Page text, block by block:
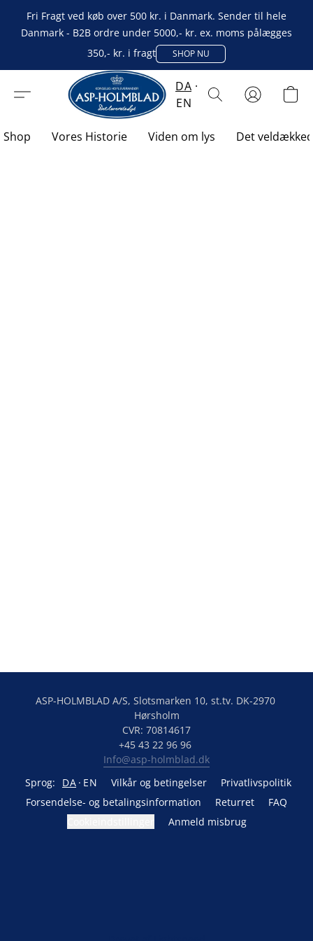
Fri Fragt ved køb over 500 kr. i Danmark. Sender til hele
Danmark - B2B ordre under 5000,- kr. ex. moms pålægges
350,- kr. i fragt
SHOP NU
DA
EN
Shop Vores Historie Viden om lys Det
ASP-HOLMBLAD A/S, Slotsmarken 10, st.tv. DK-2970
Hørsholm
CVR: 70814617
Info@asp-holmblad.dk
Sprog:
DA EN Vilkår og betingelser
Privatlivspolitik
Forsendelse- og betalingsinformation
Returret
FAQ
Anmeld misbrug